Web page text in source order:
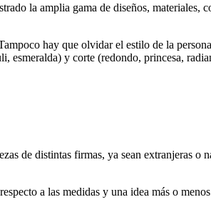
la amplia gama de diseños, materiales,
hay que olvidar el estilo de la
y corte (redondo, princesa,
de distintas firmas, ya sean extranjeras o
a las medidas y una idea más o